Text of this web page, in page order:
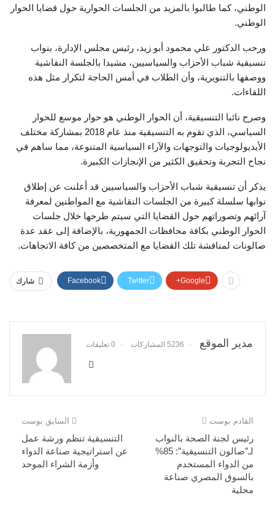
الوطني، كما طالبوا بالمزيد من الجلسات الحوارية حول قضايا الحوار
الوطني.
ورحب الدكتور علي محمود أبو زيد، رئيس مجلس الإدارة، بنواب
تنسيقية شباب الأحزاب والسياسيين، مشيدا بالجلسة النقاشية
ووصفها بالتنويرية، وأن الطلاب في أمس الحاجة لتكرار مثل هذه
اللقاءات.
وصرح نائبا التنسيقية، أن الحوار الوطني هو حوار موسع للحوار
السياسي، الذي تقوم به التنسيقية منذ عام 2018 بمشاركة مختلف
الأيديولوجيات والتوجهات والآراء السياسية المتنوعة، مما ساهم في
نجاح التجربة وتحقيق الكثير من الإنجازات الكبيرة.
يذكر أن تنسيقية شباب الأحزاب والسياسيين قد أعلنت عن إطلاق
نوابها سلسلة كبيرة من الجلسات النقاشية مع المواطنين لمعرفة
آرائهم وتصوراتهم حول القضايا التي سيتم طرحها خلال جلسات
الحوار الوطني بكافة محافظات الجمهورية، بالإضافة إلى عقد عدة
صالونات لمناقشة تلك القضايا مع المتخصصين من كافة الاتجاهات.
شارك Facebook Twitter Google+
مدير الموقع 5236 المشاركات 0 تعليقات
السابق بوست
التنسيقية تنظم ورشة عمل
عن استراتيجية صناعة الدواء
وأزمة الشراء الموحد
القادم بوست
رئيس لجنة الصحة بالنواب
لـ”صالون التنسيقية”: 85%
من الدواء المستخدم
بالسوق المصري صناعة
محلية